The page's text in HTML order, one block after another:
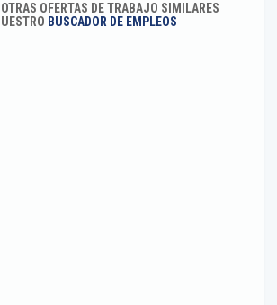
OTRAS OFERTAS DE TRABAJO SIMILARES
BUSCADOR DE EMPLEOS